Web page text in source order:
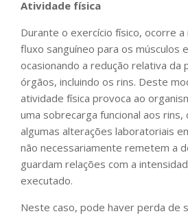
Atividade física
Durante o exercício físico, ocorre
fluxo sanguíneo para os músculos
ocasionando a redução relativa da
órgãos, incluindo os rins. Deste
atividade física provoca ao
uma sobrecarga funcional aos
algumas alterações laboratoriais
não necessariamente remetem a
guardam relações com a
executado.
Neste caso, pode haver perda de